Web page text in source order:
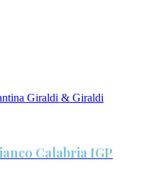
Calabria IGP